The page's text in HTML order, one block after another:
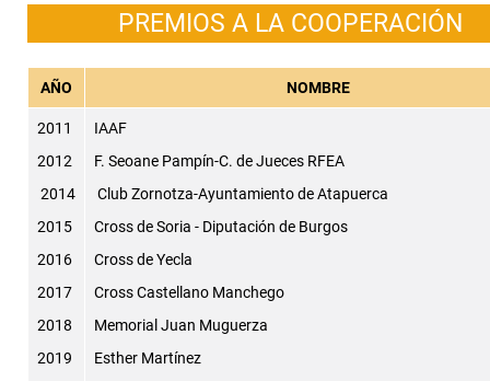
PREMIOS A LA COOPERACIÓN
AÑO NOMBRE
2011
2012
2014
2015
2016
2017
2018
2019
IAAF
F. Seoane Pampín-C. de Jueces RFEA
Club Zornotza-Ayuntamiento de Atapuerca
Cross de Soria - Diputación de Burgos
Cross de Yecla
Cross Castellano Manchego
Memorial Juan Muguerza
Esther Martínez